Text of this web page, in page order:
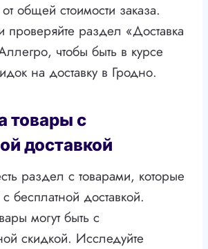
общей стоимости заказа.
проверяйте раздел «Доставка
чтобы быть в курсе
на доставку в Гродно.
товары с
доставкой
раздел с товарами, которые
бесплатной доставкой.
могут быть с
скидкой. Исследуйте